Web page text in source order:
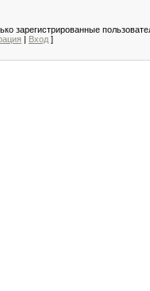
зарегистрированные
| Вход ]